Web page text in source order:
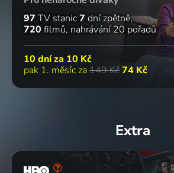
97 TV stanic7 dní zpětně
720 filmů nahrávání 20 pořadů
10 dní za 10 Kč
pak 1. měsíc za 149 Kč74 Kč
Extra